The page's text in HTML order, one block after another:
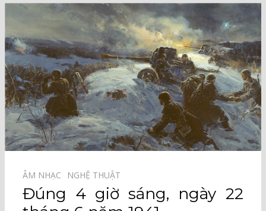
ÂM NHẠC⠀ NGHỆ THUẬT⠀
Đúng 4 giờ sáng, ngày 22